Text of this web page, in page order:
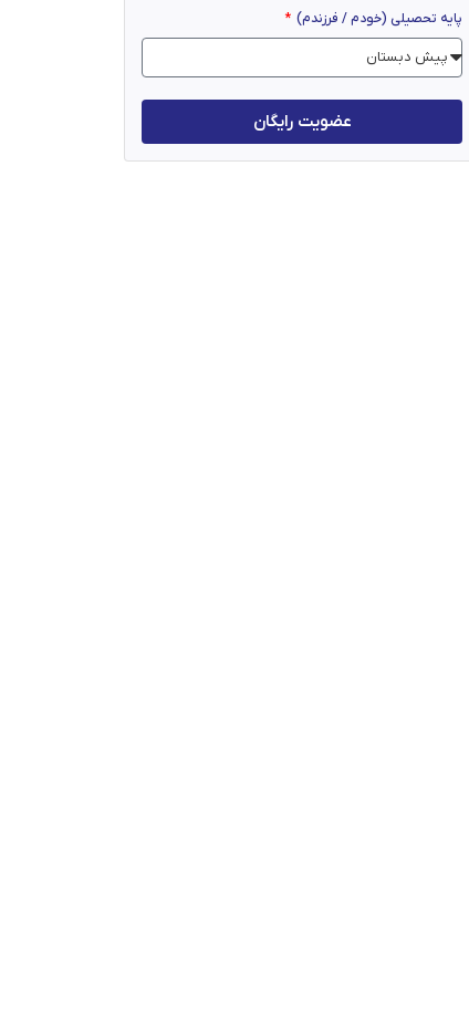
پایه تحصیلی (خودم / فرزندم)
عضویت رایگان